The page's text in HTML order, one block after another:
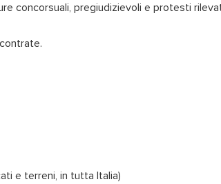
concorsuali, pregiudizievoli e protesti
e terreni, in tutta Italia)